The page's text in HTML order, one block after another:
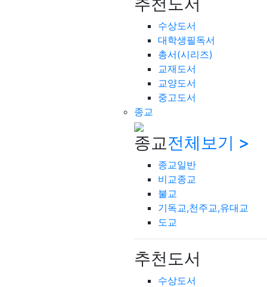
수상도서
대학생필독서
총서(시리즈)
교재도서
교양도서
중고도서
종교
종교전체보기 >
종교일반
비교종교
불교
기독교,천주교,유대교
도교
추천도서
수상도서